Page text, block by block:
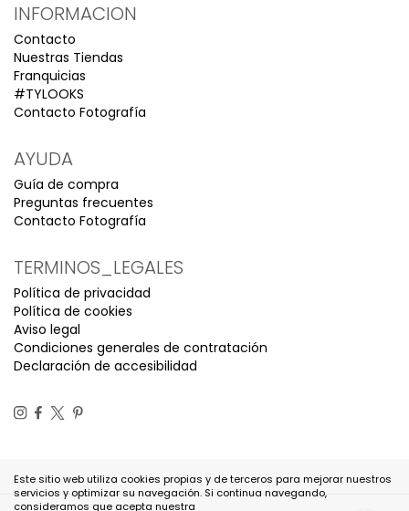
INFORMACION
Contacto
Nuestras Tiendas
Franquicias
#TYLOOKS
Contacto Fotografía
AYUDA
Guía de compra
Preguntas frecuentes
Contacto Fotografía
TERMINOS_LEGALES
Política de privacidad
Política de cookies
Aviso legal
Condiciones generales de contratación
Declaración de accesibilidad
Este sitio web utiliza cookies propias y de terceros para mejorar nuestros
servicios y optimizar su navegación. Si continua navegando,
consideramos que acepta nuestra